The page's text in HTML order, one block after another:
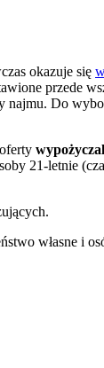
okazuje się
przede
Do
21-letnie
własne i